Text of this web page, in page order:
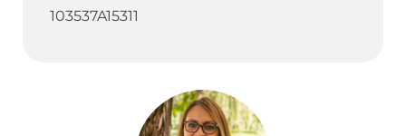
103537A15311